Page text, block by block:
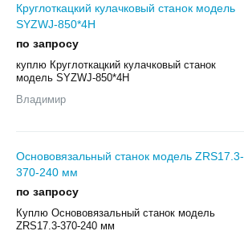
Круглоткацкий кулачковый станок модель
SYZWJ-850*4H
по запросу
куплю Круглоткацкий кулачковый станок
модель SYZWJ-850*4H
Владимир
Основовязальный станок модель ZRS17.3-
370-240 мм
по запросу
Куплю Основовязальный станок модель
ZRS17.3-370-240 мм